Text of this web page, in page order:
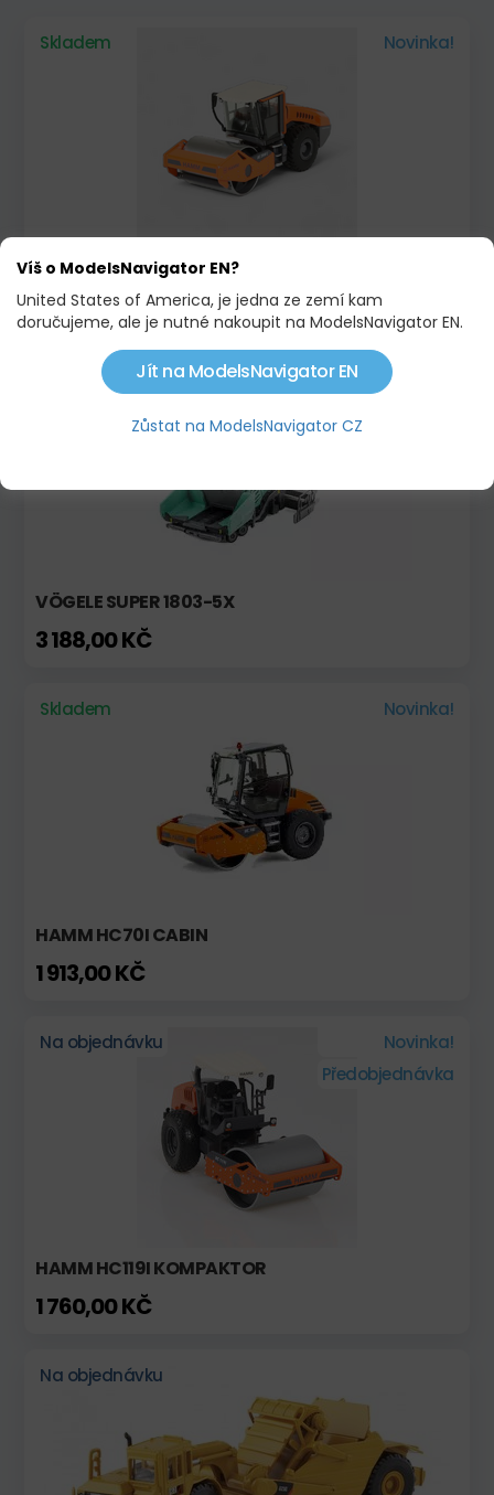
Skladem Novinka!
HAMM HC200I C
2 040,00 KČ
Skladem Novinka!
VÖGELE SUPER 1803-5X
3 188,00 KČ
Skladem Novinka!
HAMM HC70I CABIN
1 913,00 KČ
Na objednávku
Novinka!
Předobjednávka
HAMM HC119I KOMPAKTOR
1 760,00 KČ
Na objednávku
Víš o ModelsNavigator EN?
United States of America, je jedna ze zemí kam
doručujeme, ale je nutné nakoupit na ModelsNavigator EN.
Jít na ModelsNavigator EN
Zůstat na ModelsNavigator CZ